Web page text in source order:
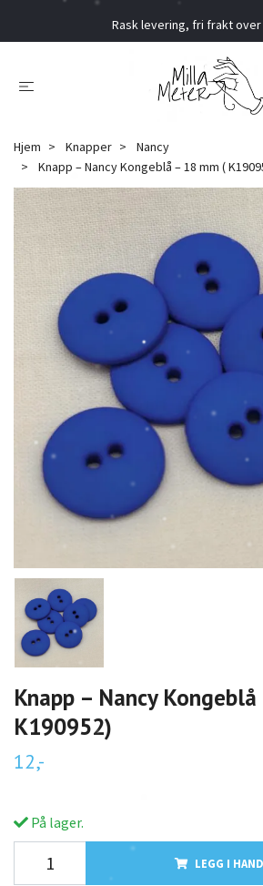
Rask levering, fri frakt over
Hjem Knapper
Nancy
Knapp – Nancy Kongeblå – 18 mm (
Knapp – Nancy
K190952)
12,-
På lager.
LEGG I